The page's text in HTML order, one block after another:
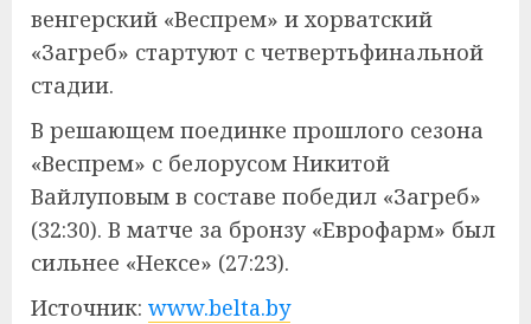
венгерский «Веспрем» и хорватский
«Загреб» стартуют с четвертьфинальной
стадии.
В решающем поединке прошлого сезона
«Веспрем» с белорусом Никитой
Вайлуповым в составе победил «Загреб»
(32:30). В матче за бронзу «Еврофарм» был
сильнее «Нексе» (27:23).
Источник: www.belta.by